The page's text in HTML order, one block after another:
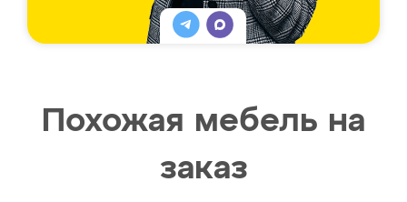
Похожая мебель на
заказ